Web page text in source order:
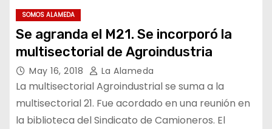
SOMOS ALAMEDA
Se agranda el M21. Se incorporó la
multisectorial de Agroindustria
May 16, 2018 La Alameda
La multisectorial Agroindustrial se suma a la
multisectorial 21. Fue acordado en una reunión en
la biblioteca del Sindicato de Camioneros. El